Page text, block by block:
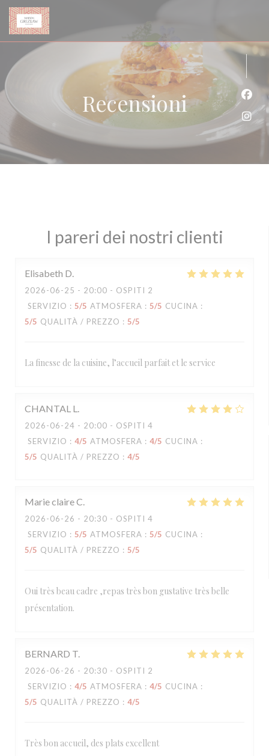
Personalizzazione delle tue scelte sui cookie
Recensioni
I pareri dei nostri clienti
Elisabeth D
2026-06-25 - 20:00 - OSPITI 2
SERVIZIO : 5/5 ATMOSFERA : 5/5 CUCINA :
5/5 QUALITÀ / PREZZO : 5/5
La finesse de la cuisine, l’accueil parfait et le service
CHANTAL L
2026-06-24 - 20:00 - OSPITI 4
SERVIZIO : 4/5 ATMOSFERA : 4/5 CUCINA :
5/5 QUALITÀ / PREZZO : 4/5
Marie claireC
2026-06-26 - 20:30 - OSPITI 4
SERVIZIO : 5/5 ATMOSFERA : 5/5 CUCINA :
5/5 QUALITÀ / PREZZO : 5/5
Oui très beau cadre ,repas très bon gustative très belle
présentation.
BERNARD T
2026-06-26 - 20:30 - OSPITI 2
SERVIZIO : 4/5 ATMOSFERA : 4/5 CUCINA :
5/5 QUALITÀ / PREZZO : 4/5
Très bon accueil, des plats excellent